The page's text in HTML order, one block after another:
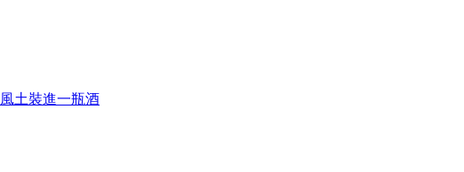
土裝進一瓶酒